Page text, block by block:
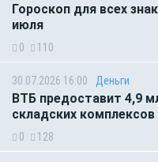
Гороскоп для всех
июля
0 110
30.07.2026 16:00 Деньги
ВТБ предоставит 4,9
складских комплексов
0 128